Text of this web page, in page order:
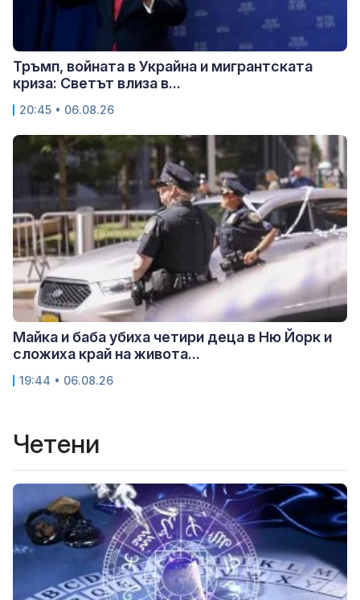
Тръмп, войната в Украйна и мигрантската
криза: Светът влиза в...
20:45 • 06.08.26
Майка и баба убиха четири деца в Ню Йорк и
сложиха край на живота...
19:44 • 06.08.26
Четени